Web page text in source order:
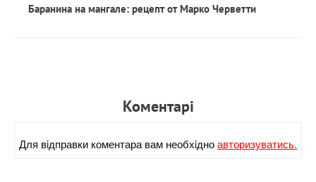
Баранина на мангале: рецепт от Марко Черветти
Коментарi
Для вiдправки коментара вам необхiдноавторизуватись.